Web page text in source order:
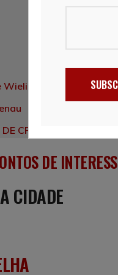
CRACOVIA
DE
CIDADE